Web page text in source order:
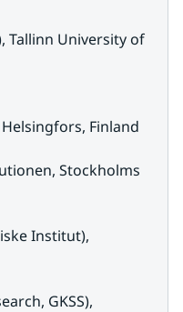
Tallinn University of
Finland
Stockholms
Institut),
GKSS),